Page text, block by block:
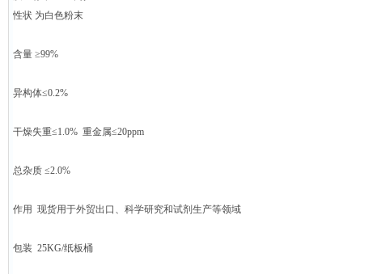
性状 为白色粉末
含量 ≥99%
异构体≤0.2%
干燥失重≤1.0% 重金属≤20ppm
总杂质 ≤2.0%
作用 现货用于外贸出口、科学研究和试剂生产等领域
包装 25KG/纸板桶